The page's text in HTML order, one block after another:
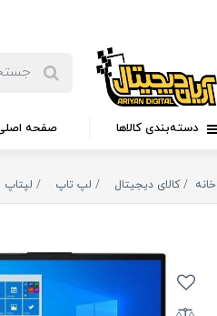
دسته‌بندی کالاها صفحه
خانه کالای دیجیتال لپ تاپ لپتاپ